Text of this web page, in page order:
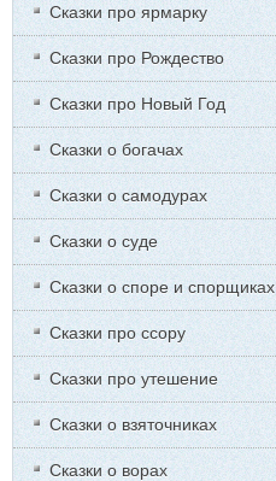
Сказки про ярмарку
Сказки про Рождество
Сказки про Новый Год
Сказки о богачах
Сказки о самодурах
Сказки о суде
Сказки о споре и спорщиках
Сказки про ссору
Сказки про утешение
Сказки о взяточниках
Сказки о ворах